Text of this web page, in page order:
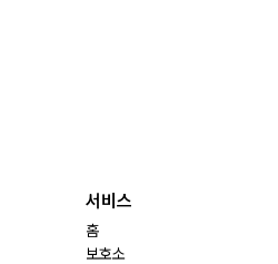
서비스
홈
보호소